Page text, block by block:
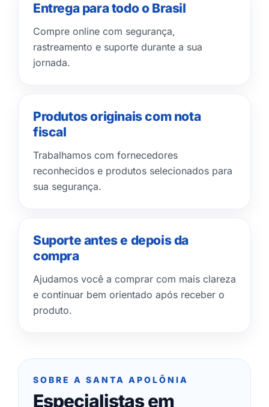
Entrega para todo o Brasil
Compre online com segurança,
rastreamento e suporte durante a sua
jornada.
Produtos originais com nota
fiscal
Trabalhamos com fornecedores
reconhecidos e produtos selecionados para
sua segurança.
Suporte antes e depois da
compra
Ajudamos você a comprar com mais clareza
e continuar bem orientado após receber o
produto.
SOBRE A SANTA APOLÔNIA
Especialistas em